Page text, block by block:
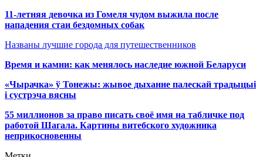
11-летняя девочка из Гомеля чудом выжила после
нападения стаи бездомных собак
Названы лучшие города для путешественников
Время и камни: как менялось наследие южной Беларуси
«Чырачка» ў Тонежы: жывое дыханне палескай традыцыі
і сустрэча вясны
55 миллионов за право писать своё имя на табличке под
работой Шагала. Картины витебского художника
неприкосновенны